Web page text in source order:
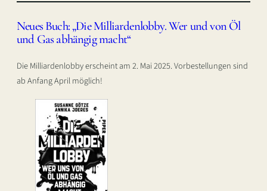
Neues Buch: „Die Milliardenlobby. Wer und von Öl
und Gas abhängig macht“
Die Milliardenlobby erscheint am 2. Mai 2025. Vorbestellungen sind
ab Anfang April möglich!